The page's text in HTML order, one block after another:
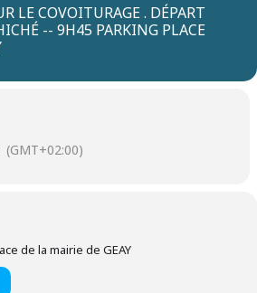
LE COVOITURAGE . DÉPART
-- 9H45 PARKING PLACE
(GMT+02:00)
de la mairie de GEAY